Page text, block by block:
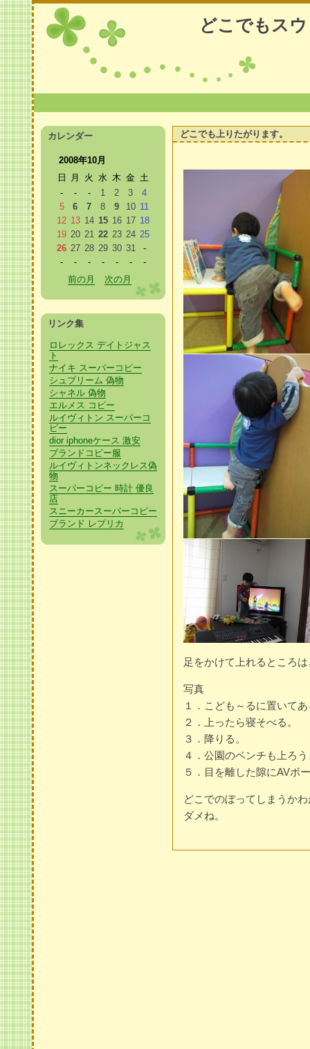
どこでもス
どこでも上りたがります。
足をかけて上れるところ
写真
１．こども～るに置いて
２．上ったら寝そべる。
３．降りる。
４．公園のベンチも上ろ
５．目を離した隙にAVボ
どこでのぼってしまうか
ダメね。
カレンダー
2008年10月
日
月 火 水 木 金 土
-
- - 1 2 3
4
5
6 7 8 9 10 11
12 13 14 15 16 17 18
19 20 21 22 23 24 25
26 27 28 29 30 31
-
-
- - - - -
-
前の月
次の月
リンク集
ロレックス デイトジャス
ト
ナイキ スーパーコピー
シュプリーム 偽物
シャネル 偽物
エルメス コピー
ルイヴィトン スーパーコ
ピー
dior iphoneケース 激安
ブランドコピー服
ルイヴィトンネックレス偽
物
スーパーコピー 時計 優良
店
スニーカースーパーコピー
ブランド レプリカ